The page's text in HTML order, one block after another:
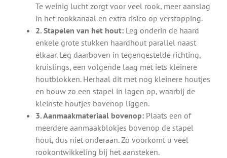
Te weinig lucht zorgt voor veel rook, meer aanslag
in het rookkanaal en extra risico op verstopping.
2. Stapelen van het hout:Leg onderin de haard
enkele grote stukken haardhout parallel naast
elkaar. Leg daarboven in tegengestelde richting,
kruislings, een volgende laag met iets kleinere
houtblokken. Herhaal dit met nog kleinere houtjes
en bouw zo een stapel in lagen op, waarbij de
kleinste houtjes bovenop liggen.
3. Aanmaakmateriaal bovenop:Plaats een of
meerdere aanmaakblokjes bovenop de stapel
hout, dus niet onderaan. Zo voorkomt u veel
rookontwikkeling bij het aansteken.